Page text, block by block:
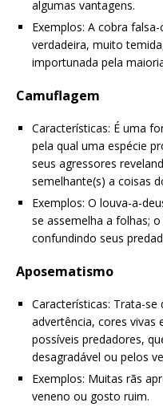
algumas vantagens.
Exemplos: A cobra
verdadeira, muito
importunada pela
Camuflagem
Características: É uma
pela qual uma espécie
seus agressores
semelhante(s) a coisas
Exemplos: O louva-a-
se assemelha a folhas;
confundindo seus
Aposematismo
Características: Trata-se
advertência, cores vivas
possíveis predadores,
desagradável ou pelos
Exemplos: Muitas rãs
veneno ou gosto ruim.